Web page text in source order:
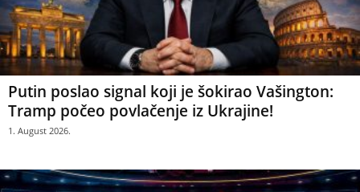
Putin poslao signal koji je šokirao Vašington:
Tramp počeo povlačenje iz Ukrajine!
1. August 2026.